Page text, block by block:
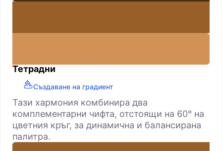
Тетрадни
Създаване на градиент
Тази хармония комбинира два
комплементарни чифта, отстоящи на 60° на
цветния кръг, за динамична и балансирана
палитра.